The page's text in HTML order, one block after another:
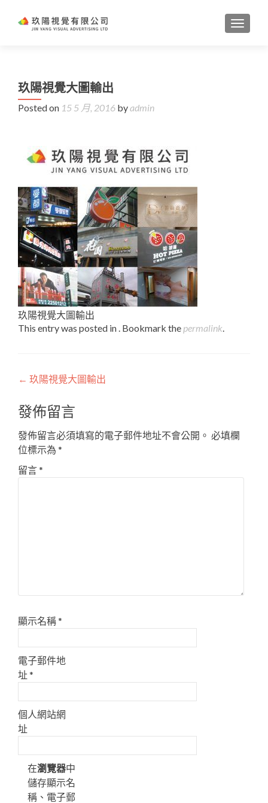
玖陽視覺大圖輸出
Posted on 15 5 月, 2016 byadmin
玖陽視覺大圖輸出
This entry was posted in . Bookmark the permalink.
Post
navigation
← 玖陽視覺大圖輸出
發佈留言
發佈留言必須填寫的電子郵件地址不會公開。 必填欄
位標示為 *
留言*
顯示名稱*
電子郵件地
址*
個人網站網
址
在瀏覽器中
儲存顯示名
稱、電子郵